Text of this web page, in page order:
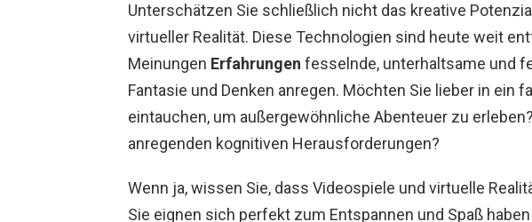
Unterschätzen Sie schließlich nicht das kreative
virtueller Realität. Diese Technologien sind heute weit
Meinungen Erfahrungen fesselnde, unterhaltsame und
Fantasie und Denken anregen. Möchten Sie lieber in ein
eintauchen, um außergewöhnliche Abenteuer zu
anregenden kognitiven Herausforderungen?
Wenn ja, wissen Sie, dass Videospiele und virtuelle
Sie eignen sich perfekt zum Entspannen und Spaß